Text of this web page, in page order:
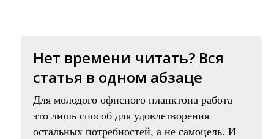
Нет времени читать? Вся
статья в одном абзаце
Для молодого офисного планктона работа —
это лишь способ для удовлетворения
остальных потребностей, а не самоцель. И